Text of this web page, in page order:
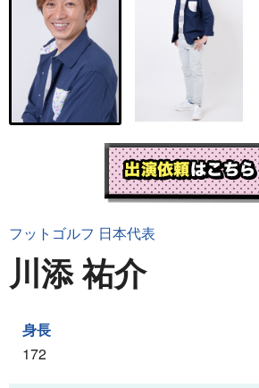
フットゴルフ 日本代表
川添 祐介
身長
172